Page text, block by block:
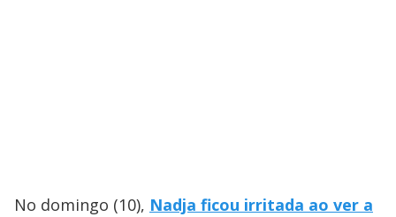
No domingo (10), Nadja ficou irritada ao ver a